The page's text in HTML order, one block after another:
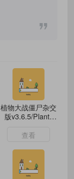
植物大战僵尸杂交
版v3.6.5/Plants
查看